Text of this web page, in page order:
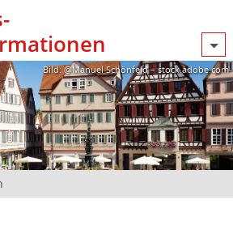
Bild: @Manuel Schönfeld – stock.adobe.com